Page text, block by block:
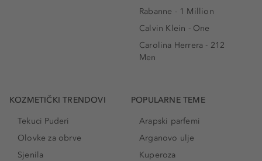
Rabanne - 1 Million
Calvin Klein - One
Carolina Herrera - 212
Men
KOZMETIČKI TRENDOVI
Tekuci Puderi
Olovke za obrve
Sjenila
POPULARNE TEME
Arapski parfemi
Arganovo ulje
Kuperoza